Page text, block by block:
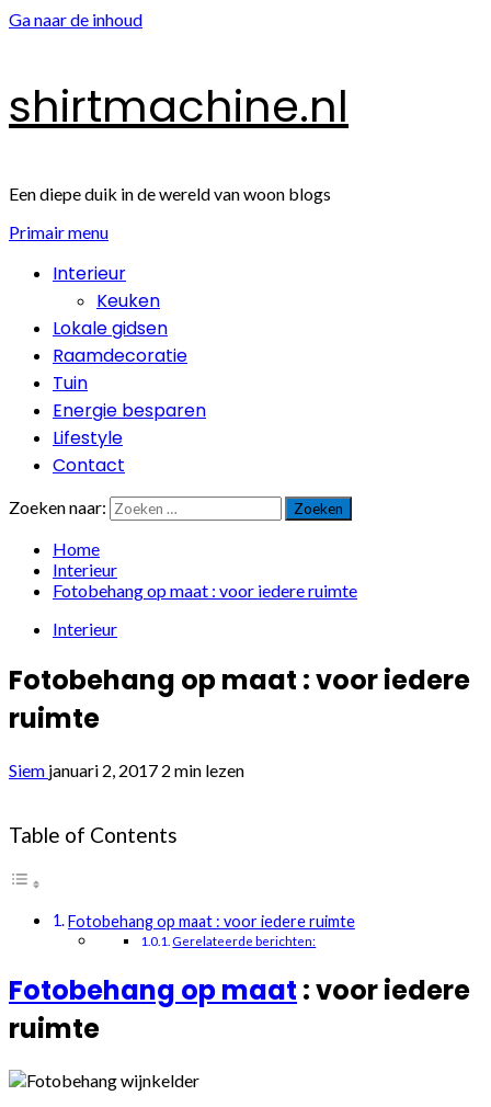
Ga naar de inhoud
shirtmachine.nl
Een diepe duik in de wereld van woon blogs
Primair menu
Interieur
Keuken
Lokale gidsen
Raamdecoratie
Tuin
Energie besparen
Lifestyle
Contact
Zoeken naar:
Home
Interieur
Fotobehang op maat : voor iedere ruimte
Interieur
Fotobehang op maat : voor iedere
ruimte
Siem januari 2, 2017 2 min lezen
Table of Contents
Fotobehang op maat : voor iedere ruimte
Gerelateerde berichten:
Fotobehang op maat : voor iedere
ruimte